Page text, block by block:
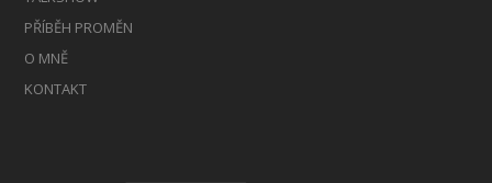
PŘÍBĚH PROMĚN
O MNĚ
KONTAKT